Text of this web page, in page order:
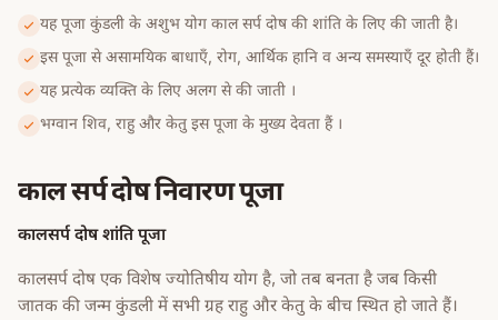
यह पूजा कुंडली के अशुभ योग काल सर्प दोष की शांति के लिए की जाती है।
इस पूजा से असामयिक बाधाएँ, रोग, आर्थिक हानि व अन्य समस्याएँ दूर होती हैं।
यह प्रत्येक व्यक्ति के लिए अलग से की जाती ।
भग्वान शिव, राहु और केतु इस पूजा के मुख्य देवता हैं ।
काल सर्प दोष निवारण पूजा
कालसर्प दोष शांति पूजा
कालसर्प दोष एक विशेष ज्योतिषीय योग है, जो तब बनता है जब किसी
जातक की जन्म कुंडली में सभी ग्रह राहु और केतु के बीच स्थित हो जाते हैं।